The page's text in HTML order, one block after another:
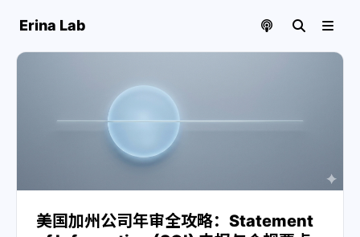
Erina Lab
美国加州公司年审全攻略：Statement